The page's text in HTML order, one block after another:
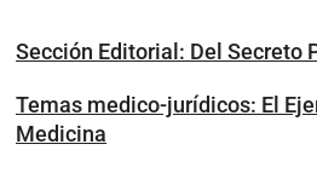
Sección Editorial: Del Secreto
Temas medico-jurídicos: El
Medicina